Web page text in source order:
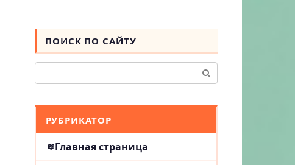
ПОИСК ПО САЙТУ
РУБРИКАТОР
Главная страница